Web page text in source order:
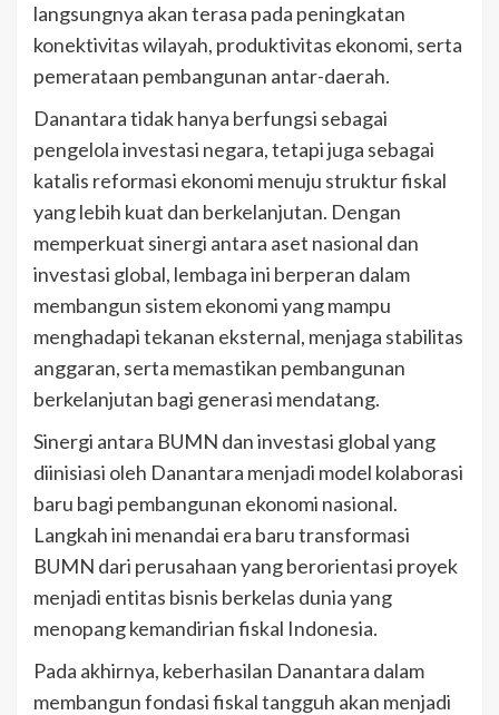
langsungnya akan terasa pada peningkatan
konektivitas wilayah, produktivitas ekonomi, serta
pemerataan pembangunan antar-daerah.
Danantara tidak hanya berfungsi sebagai
pengelola investasi negara, tetapi juga sebagai
katalis reformasi ekonomi menuju struktur fiskal
yang lebih kuat dan berkelanjutan. Dengan
memperkuat sinergi antara aset nasional dan
investasi global, lembaga ini berperan dalam
membangun sistem ekonomi yang mampu
menghadapi tekanan eksternal, menjaga stabilitas
anggaran, serta memastikan pembangunan
berkelanjutan bagi generasi mendatang.
Sinergi antara BUMN dan investasi global yang
diinisiasi oleh Danantara menjadi model kolaborasi
baru bagi pembangunan ekonomi nasional.
Langkah ini menandai era baru transformasi
BUMN dari perusahaan yang berorientasi proyek
menjadi entitas bisnis berkelas dunia yang
menopang kemandirian fiskal Indonesia.
Pada akhirnya, keberhasilan Danantara dalam
membangun fondasi fiskal tangguh akan menjadi